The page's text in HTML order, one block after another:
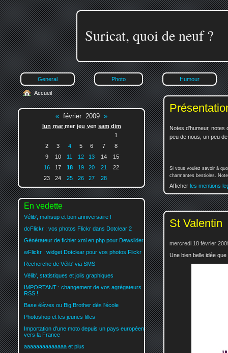
Suricat, quoi de neuf ?
General Photo Humour
Notes d'humeur, notes
peu de nous, un peu
Si vous voulez savoir à
charmantes bestioles.
Afficher les mentions
St Valentin
mercredi 18 février
Une bien belle idée
Accueil
« février 2009 »
lun mar mer jeu ven sam dim
1
2
3 4 5 6 7
8
9
10 11 12 13 14
15
16
17 18 19 20 21
22
23
24 25 26 27 28
En vedette
Vélib', mahsup et bon anniversaire !
dcFlickr : vos photos Flickr dans Dotclear 2
Générateur de fichier xml en php pour Dewslider
wFlickr : widget Dotclear pour vos photos Flickr
Recherche de Vélib' via SMS
Vélib', statistiques et jolis graphiques
IMPORTANT : changement de vos agrégateurs
RSS !
Base élèves ou Big Brother dès l'école
Photoshop et les jeunes filles
Importation d'une moto depuis un pays européen
vers la France
aaaaaaaaaaaaaa et plus